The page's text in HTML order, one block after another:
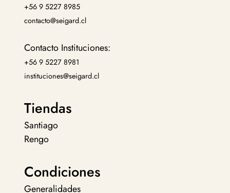
+56 9 5227 8985
contacto@seigard.cl
Contacto Instituciones:
+56 9 5227 8981
instituciones@seigard.cl
Tiendas
Santiago
Rengo
Condiciones
Generalidades